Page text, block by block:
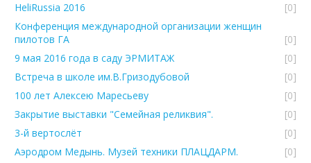
HeliRussia 2016
[0]
Конференция международной организации женщин
пилотов ГА
[0]
9 мая 2016 года в саду ЭРМИТАЖ
[0]
Встреча в школе им.В.Гризодубовой
[0]
100 лет Алексею Маресьеву
[0]
Закрытие выставки "Семейная реликвия".
[0]
3-й вертослёт
[0]
Аэродром Медынь. Музей техники ПЛАЦДАРМ.
[0]